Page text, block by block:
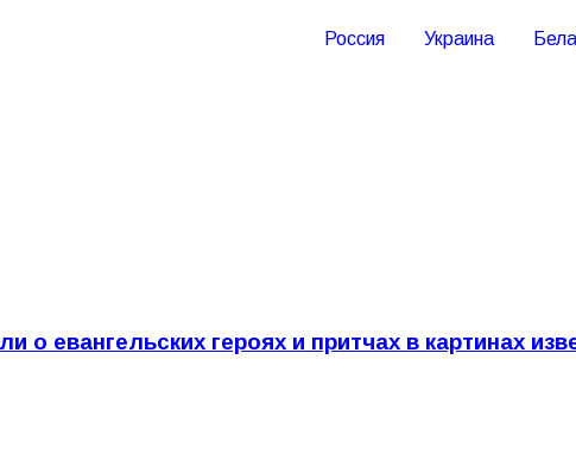
Россия Украина
о евангельских героях и притчах в картинах